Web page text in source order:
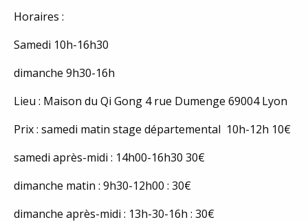
Horaires :
Samedi 10h-16h30
dimanche 9h30-16h
Lieu : Maison du Qi Gong 4 rue Dumenge 69004 Lyon
Prix : samedi matin stage départemental 10h-12h 10€
samedi après-midi : 14h00-16h30 30€
dimanche matin : 9h30-12h00 : 30€
dimanche après-midi : 13h-30-16h : 30€